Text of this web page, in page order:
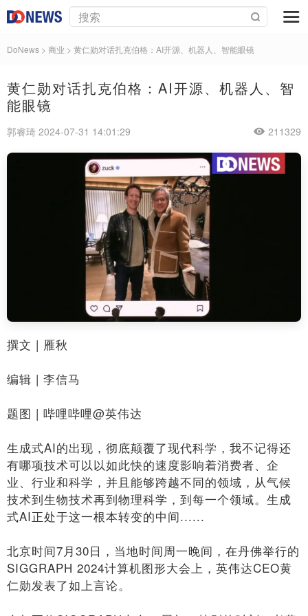
DoNews > 商业 > 黄仁勋对话扎克伯格：AI开源、机器人、智能眼镜
黄仁勋对话扎克伯格：AI开源、机器人、智
能眼镜
郭睿琦 2024-07-31 14:01:29 211329
撰文 | 雁秋
编辑 | 李信马
题图 | 哔哩哔哩@英伟达
生成式AI的出现，彻底颠覆了现代科学，我不记得还
有哪项技术可以以如此快的速度影响着消费者、企
业、行业和科学，并且能够跨越不同的领域，从气候
技术到生物技术再到物理科学，到每一个领域。生成
式AI正处于这一根本转变的中间......
北京时间7月30日，当地时间周一晚间，在丹佛举行的
SIGGRAPH 2024计算机图形大会上，英伟达CEO黄
仁勋发表了如上言论。